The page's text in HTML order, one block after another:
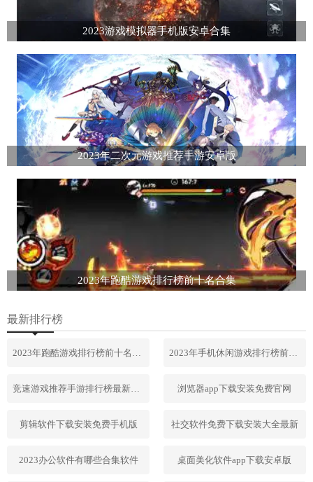
2023游戏模拟器手机版安卓合集
2023年二次元游戏推荐手游安卓版
2023年跑酷游戏排行榜前十名合集
最新排行榜
2023年跑酷游戏排行榜前十名合集 2023年手机休闲游戏排行榜前十名
竞速游戏推荐手游排行榜最新2023 浏览器app下载安装免费官网
剪辑软件下载安装免费手机版 社交软件免费下载安装大全最新
2023办公软件有哪些合集软件 桌面美化软件app下载安卓版